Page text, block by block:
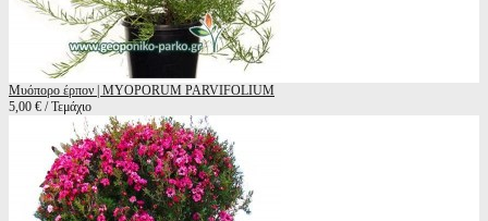
Μυόπορο έρπον | MYOPORUM PARVIFOLIUM
5,00 € / Τεμάχιο